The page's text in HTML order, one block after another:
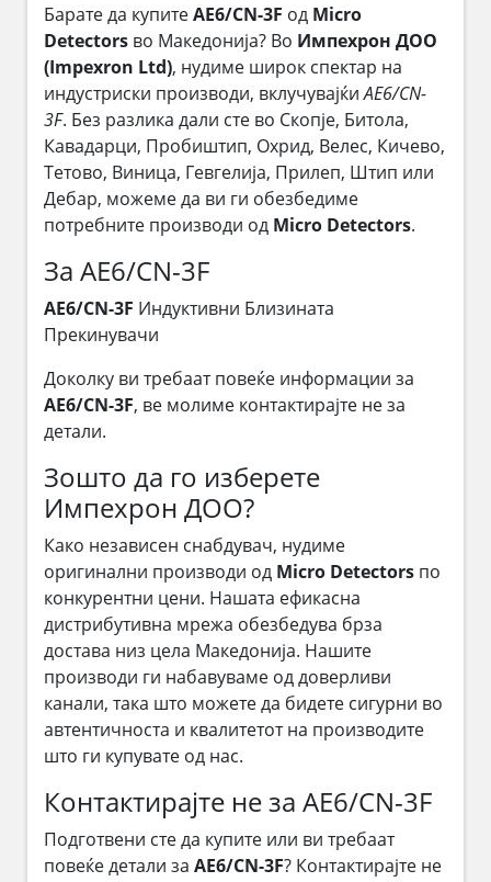
Барате да купитеAE6/CN-3F од Micro
Detectors во Македонија? Во Импехрон ДОО
(Impexron Ltd), нудиме широк спектар на
индустриски производи, вклучувајќиAE6/CN-
3F. Без разлика дали сте во Скопје, Битола,
Кавадарци, Пробиштип, Охрид, Велес, Кичево,
Тетово, Виница, Гевгелија, Прилеп, Штип или
Дебар, можеме да ви ги обезбедиме
потребните производи од Micro Detectors.
За AE6/CN-3F
AE6/CN-3F Индуктивни Близината
Прекинувачи
Доколку ви требаат повеќе информации за
AE6/CN-3F, ве молиме контактирајте не за
детали.
Зошто да го изберете
Импехрон ДОО?
Како независен снабдувач, нудиме
оригинални производи од Micro Detectors по
конкурентни цени. Нашата ефикасна
дистрибутивна мрежа обезбедува брза
достава низ цела Македонија. Нашите
производи ги набавуваме од доверливи
канали, така што можете да бидете сигурни во
автентичноста и квалитетот на производите
што ги купувате од нас.
Контактирајте не за AE6/CN-3F
Подготвени сте да купите или ви требаат
повеќе детали за AE6/CN-3F? Контактирајте не